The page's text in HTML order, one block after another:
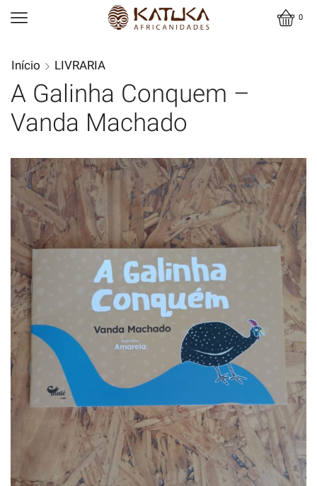
0
Início LIVRARIA
A Galinha Conquem –
Vanda Machado